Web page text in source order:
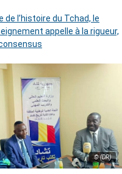
de l’histoire du Tchad, le
appelle à la rigueur,
© (DR)